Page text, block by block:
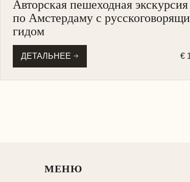
ПЕШЕХОДНАЯ
Авторская пешеходная экскурсия
по Амстердаму с
гидом
ДЕТАЛЬНЕЕ €
МЕНЮ